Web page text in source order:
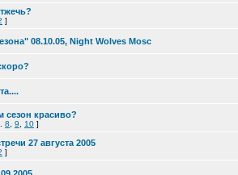
]
08.10.05, Night Wolves Mosc
сезон красиво?
8 9 10 ]
27 августа 2005
]